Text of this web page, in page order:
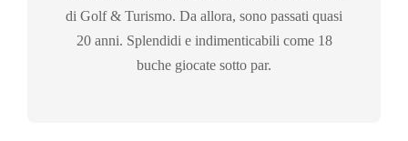
di Golf & Turismo. Da allora, sono passati quasi
20 anni. Splendidi e indimenticabili come 18
buche giocate sotto par.